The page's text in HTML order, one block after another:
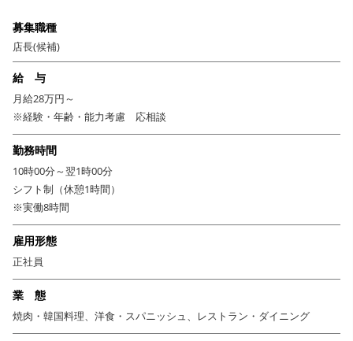
萬野屋が目指すのは、「日本一の焼肉店」…ではなく「日本一のお肉料理
屋」です。これまで培ってきたノウハウ、マインドは競合他社にも惜しみ
なく発信！お客様はじめプロも唸る飲食店を築いていきます。そんな萬野
屋の一員として活躍しませんか？
募集職種
店長(候補)
給 与
月給28万円～
※経験・年齢・能力考慮 応相談
勤務時間
10時00分～翌1時00分
シフト制（休憩1時間）
※実働8時間
雇用形態
正社員
業 態
焼肉・韓国料理、洋食・スパニッシュ、レストラン・ダイニング